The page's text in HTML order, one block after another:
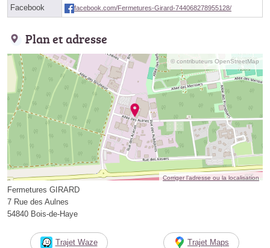
Facebook facebook.com/Fermetures-Girard-744068278955128/
Plan et adresse
© contributeurs OpenStreetMap
Corriger l’adresse ou la localisation
Fermetures GIRARD
7 Rue des Aulnes
54840 Bois-de-Haye
Trajet Waze Trajet Maps